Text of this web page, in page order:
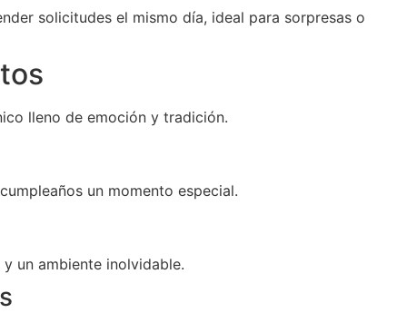
solicitudes el mismo día, ideal para sorpresas o
lleno de emoción y tradición.
un momento especial.
un ambiente inolvidable.